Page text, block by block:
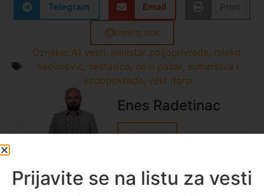
Telegram Email
Kopiraj link
Oznake: A1 vesti, ministar poljoprivrede, mleko,
nedimovic, nestasica, novi pazar, sumarstva i
vodoprivrede, vest dana
Enes Radetinac
Sve vesti
Prijavite se na listu za vesti